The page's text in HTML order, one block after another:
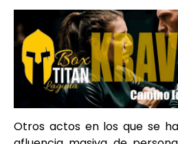
Otros actos en los que se